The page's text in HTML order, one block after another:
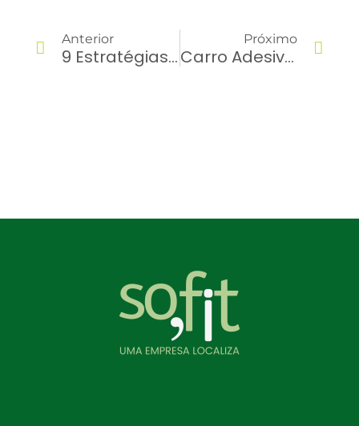
Anterior
9 Estratégias Para Gestão De Frota De Caminhões
Próximo
Carro Adesivado: O Que Saber Antes De Adesivar Sua Frota